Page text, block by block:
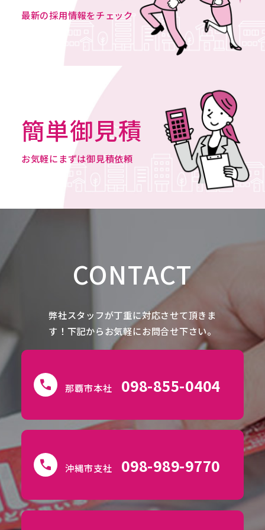
プライバシーポリシー
PRIVACY POLICY
特定商取引法に基づく表記
LEGAL INFORMATION AND NOTICES
採用情報
NEWS
お問合せ
CONTACT
最新の採用情報をチェック
簡単御見積
お気軽にまずは御見積依頼
CONTACT
弊社スタッフが丁重に対応させて頂きま
す！下記からお気軽にお問合せ下さい。
call 那覇市本社 098-855-0404
call 沖縄市支社 098-989-9770